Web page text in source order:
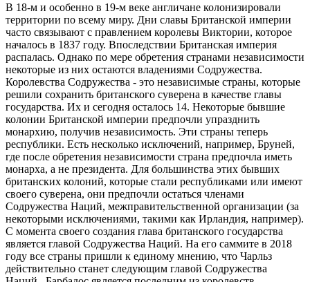
В 18-м и особенно в 19-м веке англичане колонизировали
территории по всему миру. Дни славы Британской империи
часто связывают с правлением королевы Виктории, которое
началось в 1837 году. Впоследствии Британская империя
распалась. Однако по мере обретения странами независимости
некоторые из них остаются владениями Содружества.
Королевства Содружества - это независимые страны, которые
решили сохранить британского суверена в качестве главы
государства. Их и сегодня осталось 14. Некоторые бывшие
колонии Британской империи предпочли упразднить
монархию, получив независимость. Эти страны теперь
республики. Есть несколько исключений, например, Бруней,
где после обретения независимости страна предпочла иметь
монарха, а не президента. Для большинства этих бывших
британских колоний, которые стали республиками или имеют
своего суверена, они предпочли остаться членами
Содружества Наций, межправительственной организации (за
некоторыми исключениями, такими как Ирландия, например).
С момента своего создания глава британского государства
является главой Содружества Наций. На его саммите в 2018
году все страны пришли к единому мнению, что Чарльз
действительно станет следующим главой Содружества